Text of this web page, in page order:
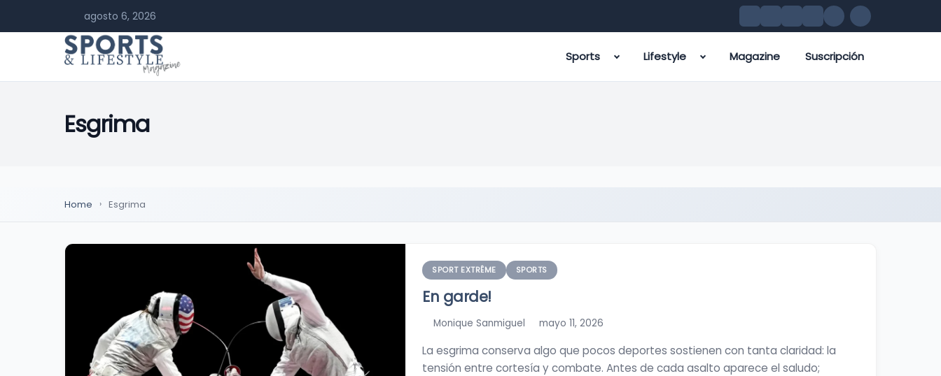
agosto 6, 2026
Sports Lifestyle Magazine Suscripción
Esgrima
Home Esgrima
SPORT EXTRÊME SPORTS
En garde!
Monique Sanmiguel mayo 11, 2026
La esgrima conserva algo que pocos deportes sostienen con tanta claridad: la
tensión entre cortesía y combate. Antes de cada asalto aparece el saludo;